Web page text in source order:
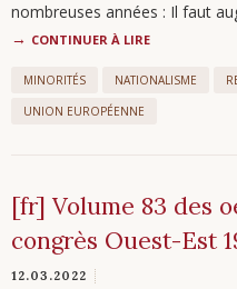
nombreuses années : Il faut
CONTINUER À LIRE
MINORITÉS NATIONALISME
UNION EUROPÉENNE
[fr] Volume 83 des
congrès Ouest-Est
12.03.2022